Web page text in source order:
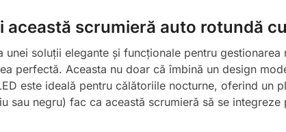
această scrumieră auto rotundă
unei soluții elegante și funcționale pentru
perfectă. Aceasta nu doar că îmbină un design
este ideală pentru călătoriile nocturne, oferind
sau negru) fac ca această scrumieră să se